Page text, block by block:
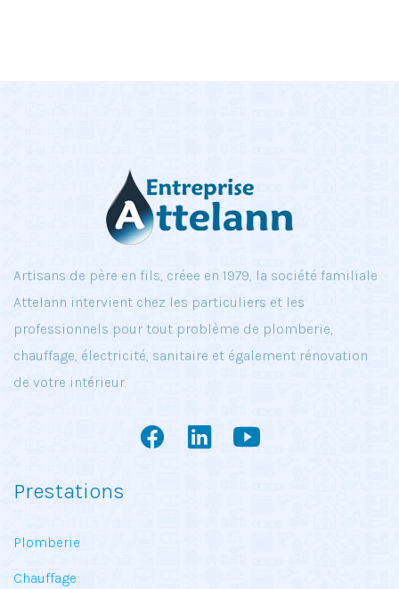
Artisans de père en fils, créee en 1979, la société familiale
Attelann intervient chez les particuliers et les
professionnels pour tout problème de plomberie,
chauffage, électricité, sanitaire et également rénovation
de votre intérieur.
Prestations
Plomberie
Chauffage